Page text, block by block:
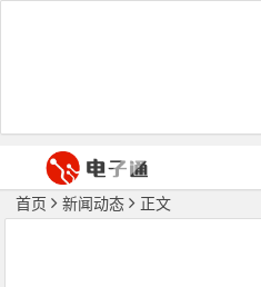
首页 新闻动态 正文